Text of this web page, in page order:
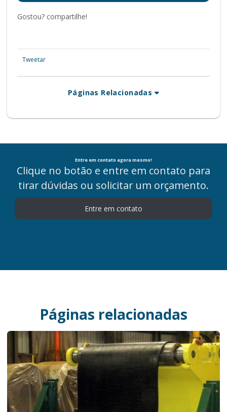
Gostou? compartilhe!
Tweetar
Páginas Relacionadas
Entre em contato agora mesmo!
Clique no botão e entre em contato para
tirar dúvidas ou solicitar um orçamento.
Entre em contato
Páginas relacionadas